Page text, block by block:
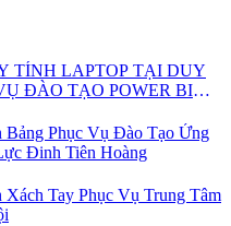
TÍNH LAPTOP TẠI DUY
ĐÀO TẠO POWER BI
Phục Vụ Đào Tạo Ứng
Đinh Tiên Hoàng
Tay Phục Vụ Trung Tâm